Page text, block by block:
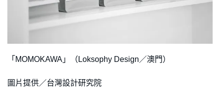
「MOMOKAWA」（Loksophy Design／澳門）
圖片提供／台灣設計研究院